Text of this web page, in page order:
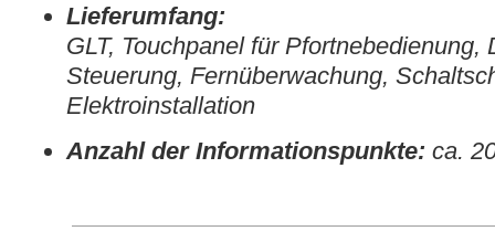
Lieferumfang:
GLT, Touchpanel für Pfortnebedienung,
Steuerung, Fernüberwachung,
Elektroinstallation
Anzahl der Informationspunkte: ca.